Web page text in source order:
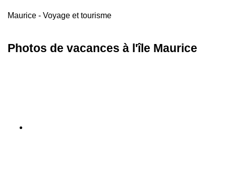
Maurice - Voyage et tourisme
Photos de vacances à l'île Maurice